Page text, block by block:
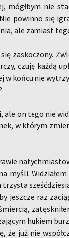
mógł­bym nie
po­win­no się
ale za­miast
za­sko­czo­ny.
czuję każdą
w końcu nie
ale on tego nie
w któ­rym
myśli.
trzy­sta
jesz­cze raz
hu­kiem
że już nie